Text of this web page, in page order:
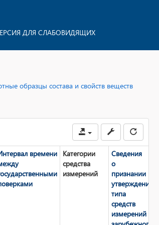
ДЛЯ СЛАБОВИДЯЩИХ
образцы состава и свойств веществ
времени
Категории
средства
измерений
Сведения
о
признании
утверждения
типа
средств
измерений